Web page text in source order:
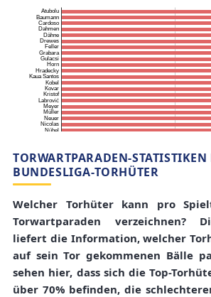
TORWARTPARADEN-STATISTIKEN
BUNDESLIGA-TORHÜTER
Welcher Torhüter kann pro
Torwartparaden verzeichnen?
liefert die Information, welcher
auf sein Tor gekommenen Bälle
sehen hier, dass sich die Top-
über 70% befinden, die